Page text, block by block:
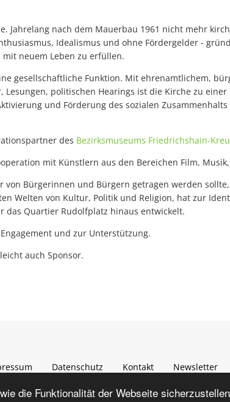
die Funktionalität der Webseite sicherzustellen
Jahrelang nach dem Mauerbau 1961 nicht mehr
Idealismus und ohne Fördergelder -
neuem Leben zu erfüllen.
gesellschaftliche Funktion. Mit ehrenamtlichem,
politischen Hearings ist die Kirche zu
und Förderung des sozialen
des Bezirksmuseums Friedrichshain-
mit Künstlern aus den Bereichen Film,
Bürgerinnen und Bürgern getragen werden
Welten von Kultur, Politik und Religion, hat zur
Quartier Rudolfplatz hinaus entwickelt.
und zur Unterstützung.
auch Sponsor.
Datenschutz Kontakt Newsletter